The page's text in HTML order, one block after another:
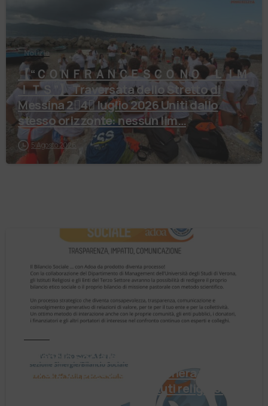
Notizie
【 “ＣＯＮＦＲＡＮＣＥＳＣＯ ＮＯ ＬＩＭ
ＩＴＳ”】 Traversata dello Stretto di
Messina 2⃣4⃣ luglio 2026 Uniti dallo
stesso orizzonte: nessun lim…
5 Agosto 2026
Il Bilancio Sociale non è un punto di
arrivo. È un percorso che genera valore!
Negli ultimi anni enti, istituti religiosi,